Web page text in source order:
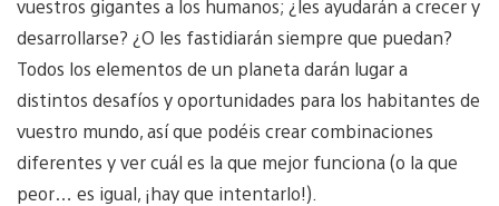
vuestros gigantes a los humanos; ¿les ayudarán a crecer y
desarrollarse? ¿O les fastidiarán siempre que puedan?
Todos los elementos de un planeta darán lugar a
distintos desafíos y oportunidades para los habitantes de
vuestro mundo, así que podéis crear combinaciones
diferentes y ver cuál es la que mejor funciona (o la que
peor… es igual, ¡hay que intentarlo!).